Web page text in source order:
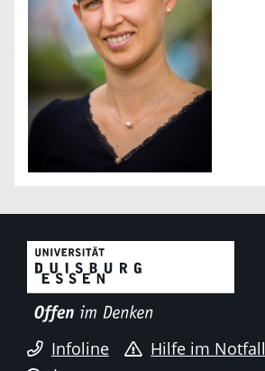
Infoline
Hilfe im Notfall